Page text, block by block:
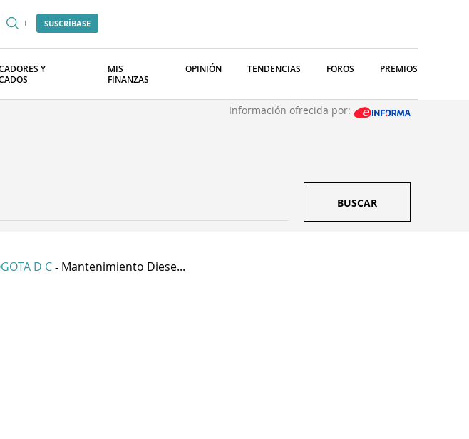
SUSCRÍBASE
Y
MIS
FINANZAS
OPINIÓN TENDENCIAS FOROS PREMIOS
Información ofrecida por:
BUSCAR
D C - Mantenimiento Diese...